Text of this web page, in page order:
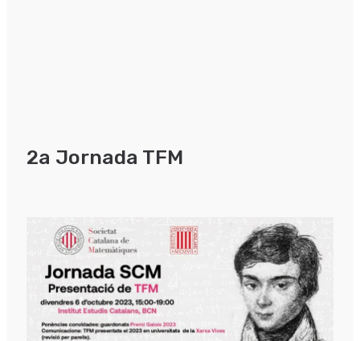
2a Jornada TFM